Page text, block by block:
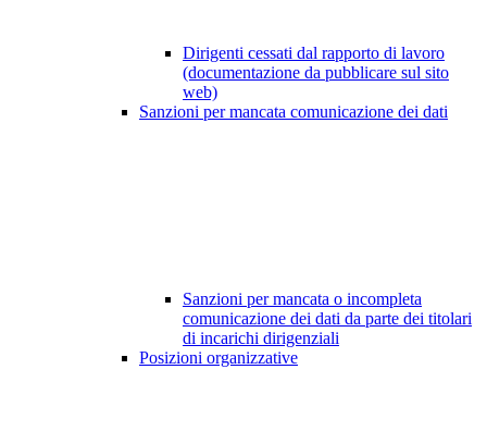
Dirigenti cessati dal rapporto di lavoro
(documentazione da pubblicare sul sito
web)
Sanzioni per mancata comunicazione dei dati
Sanzioni per mancata o incompleta
comunicazione dei dati da parte dei titolari
di incarichi dirigenziali
Posizioni organizzative